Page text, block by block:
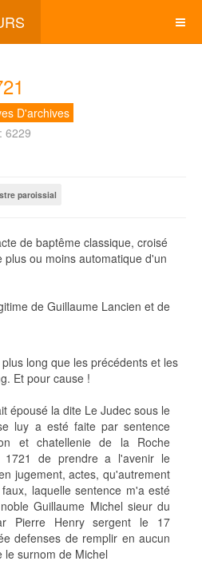
D'archives
6229
paroissial
de baptême classique, croisé
ou moins automatique d'un
de Guillaume Lancien et de
long que les précédents et les
Et pour cause !
épousé la dite Le Judec sous le
luy a esté faite par sentence
et chatellenie de la Roche
1721 de prendre a l'avenir le
jugement, actes, qu'autrement
laquelle sentence m'a esté
Guillaume Michel sieur du
Pierre Henry sergent le 17
defenses de remplir en aucun
surnom de Michel